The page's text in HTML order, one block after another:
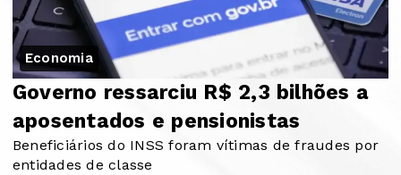
Economia
Governo ressarciu R$ 2,3 bilhões a
aposentados e pensionistas
Beneficiários do INSS foram vítimas de fraudes por
entidades de classe